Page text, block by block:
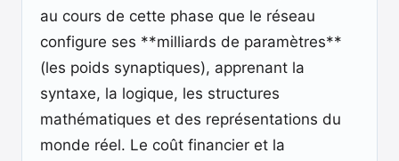
au cours de cette phase que le réseau
configure ses **milliards de paramètres**
(les poids synaptiques), apprenant la
syntaxe, la logique, les structures
mathématiques et des représentations du
monde réel. Le coût financier et la